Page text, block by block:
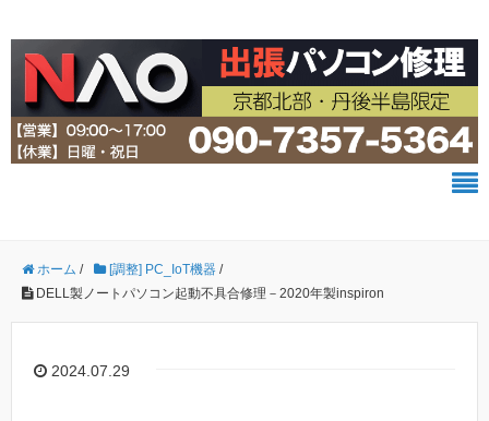
ホーム / [調整] PC_IoT機器 /
DELL製ノートパソコン起動不具合修理－2020年製inspiron
2024.07.29